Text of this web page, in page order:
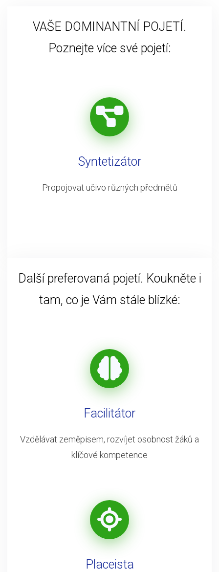
VAŠE DOMINANTNÍ POJETÍ.
Poznejte více své pojetí:
Syntetizátor
Propojovat učivo různých předmětů
Další preferovaná pojetí. Koukněte i
tam, co je Vám stále blízké:
Facilitátor
Vzdělávat zeměpisem, rozvíjet osobnost žáků a
klíčové kompetence
Placeista